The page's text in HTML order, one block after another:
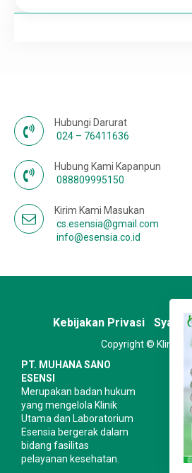
Hubungi Darurat
024 – 76411636
Hubung Kami Kapanpun
088809995150
Kirim Kami Masukan
cs.esensia@gmail.com
info@esensia.co.id
Kebijakan Privasi Syarat
Copyright © Klinik
PT. MUHANA SANO
ESENSI
Merupakan badan hukum
yang mengelola Klinik
Utama dan Laboratorium
Esensia bergerak dalam
bidang fasilitas
pelayanan kesehatan.